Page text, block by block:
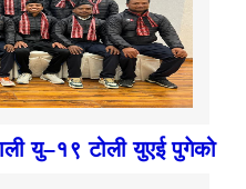
यु–१९ टोली युएई पुगेको